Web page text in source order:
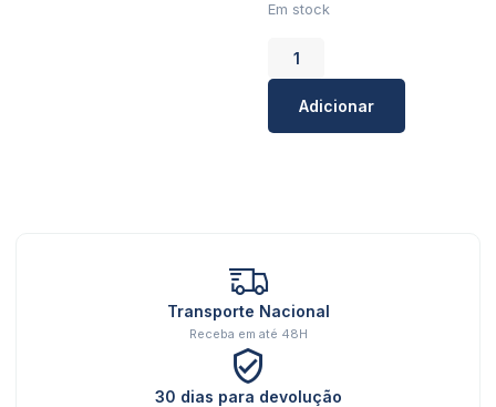
Em stock
Adicionar
Transporte Nacional
Receba em até 48H
30 dias para devolução